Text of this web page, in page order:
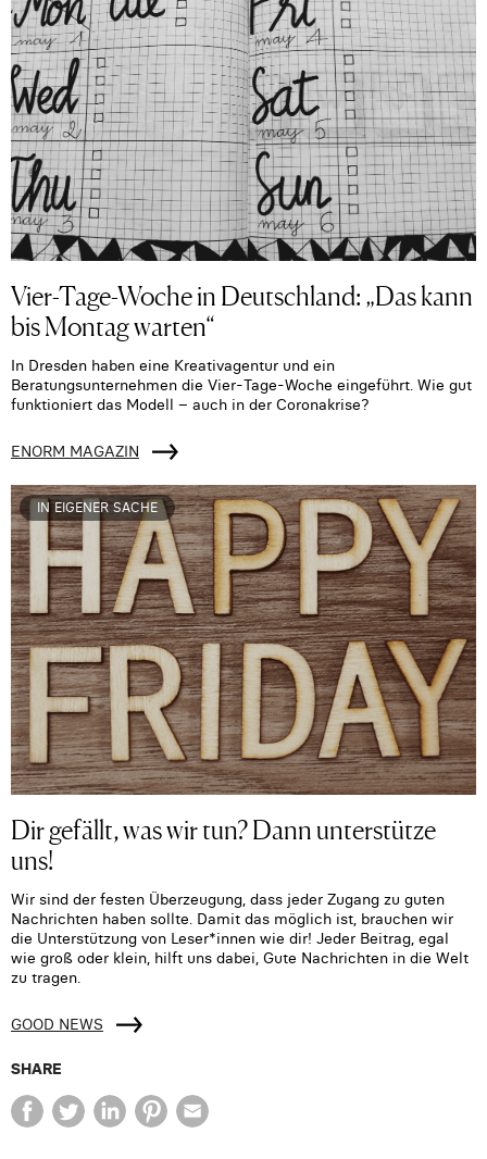
Vier-Tage-Woche in Deutschland: „Das kann
bis Montag warten“
In Dresden haben eine Kreativagentur und ein
Beratungsunternehmen die Vier-Tage-Woche eingeführt. Wie gut
funktioniert das Modell – auch in der Coronakrise?
ENORM MAGAZIN
IN EIGENER SACHE
Dir gefällt, was wir tun? Dann unterstütze
uns!
Wir sind der festen Überzeugung, dass jeder Zugang zu guten
Nachrichten haben sollte. Damit das möglich ist, brauchen wir
die Unterstützung von Leser*innen wie dir! Jeder Beitrag, egal
wie groß oder klein, hilft uns dabei, Gute Nachrichten in die Welt
zu tragen.
GOOD NEWS
SHARE